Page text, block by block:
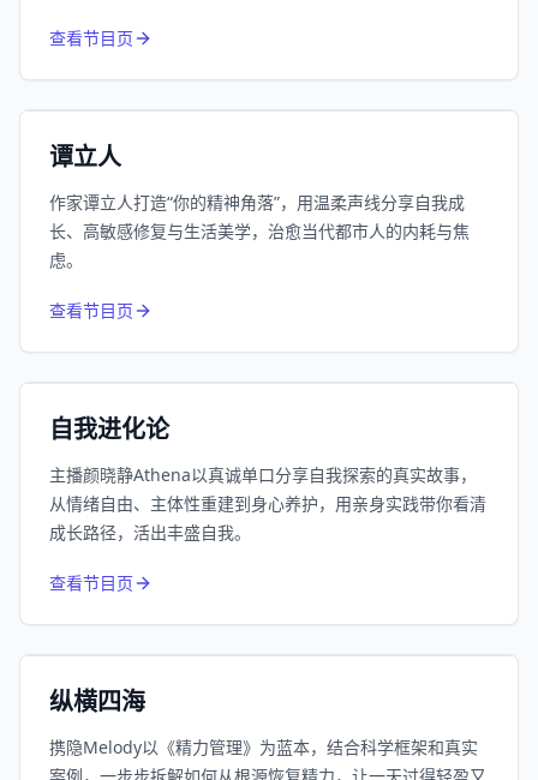
查看节目页
小宇宙
谭立人
作家谭立人打造“你的精神角落”，用温柔声线分享自我成
长、高敏感修复与生活美学，治愈当代都市人的内耗与焦
虑。
查看节目页
小宇宙 精选
自我进化论
主播颜晓静Athena以真诚单口分享自我探索的真实故事，
从情绪自由、主体性重建到身心养护，用亲身实践带你看清
成长路径，活出丰盛自我。
查看节目页
小宇宙 精选
纵横四海
携隐Melody以《精力管理》为蓝本，结合科学框架和真实